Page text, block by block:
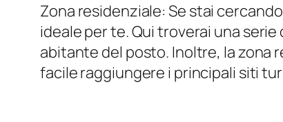
Zona residenziale: Se stai
ideale per te. Qui troverai una
abitante del posto. Inoltre, la zona
facile raggiungere i principali siti